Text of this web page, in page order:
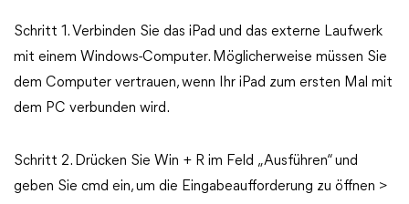
Schritt 1. Verbinden Sie das iPad und das externe Laufwerk
mit einem Windows-Computer. Möglicherweise müssen Sie
dem Computer vertrauen, wenn Ihr iPad zum ersten Mal mit
dem PC verbunden wird.
Schritt 2. Drücken Sie Win + R im Feld „Ausführen“ und
geben Sie cmd ein, um die Eingabeaufforderung zu öffnen >